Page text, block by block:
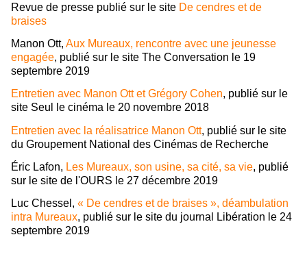
Revue de presse publié sur le site De cendres et de
braises
Manon Ott, Aux Mureaux, rencontre avec une jeunesse
engagée, publié sur le site The Conversation le 19
septembre 2019
Entretien avec Manon Ott et Grégory Cohen, publié sur le
site Seul le cinéma le 20 novembre 2018
Entretien avec la réalisatrice Manon Ott, publié sur le site
du Groupement National des Cinémas de Recherche
Éric Lafon, Les Mureaux, son usine, sa cité, sa vie, publié
sur le site de l'OURS le 27 décembre 2019
Luc Chessel, « De cendres et de braises », déambulation
intra Mureaux, publié sur le site du journal Libération le 24
septembre 2019